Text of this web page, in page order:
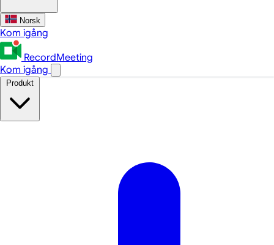
Norsk
Kom igång
RecordMeeting
Kom igång